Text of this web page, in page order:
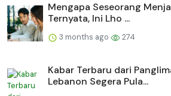
Mengapa Seseorang
Ternyata, Ini Lho ...
3 months ago 274
Kabar Terbaru dari
Lebanon Segera Pula...